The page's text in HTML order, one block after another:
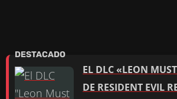
EL DLC «LEON
DE RESIDENT EVIL